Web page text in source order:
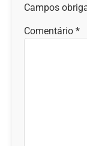
Campos
Comentário *